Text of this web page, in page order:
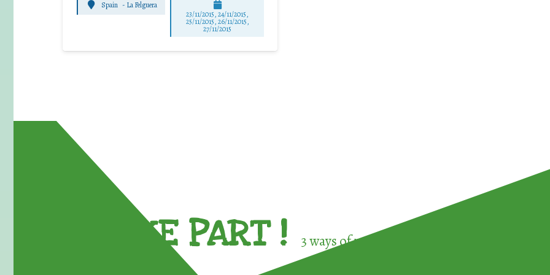
Spain - La Felguera
23/11/2015, 24/11/2015,
25/11/2015, 26/11/2015,
27/11/2015
TAKE PART ! 3 ways of participating in the